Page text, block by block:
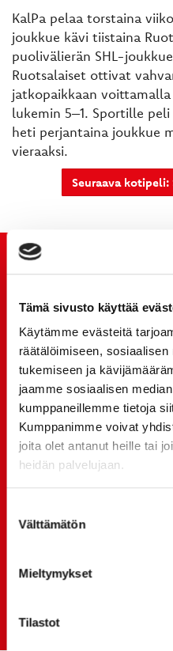
Tämä sivusto käyttää
Käytämme evästeitä
räätälöimiseen,
tukemiseen ja
jaamme sosiaalisen
kumppaneillemme tietoja
Kumppanimme voivat
joita olet antanut heille tai
heidän palvelujaan.
valinta
Välttämätön
Mieltymykset
Tilastot
KalPa pelaa torstaina
joukkue kävi tiistaina
puolivälierän SHL-
Ruotsalaiset ottivat
jatkopaikkaan
lukemin 5–1. Sportille
heti perjantaina joukkue
vieraaksi.
Seuraava kotipeli:
21.7. 12:00 -
TULE
SPORT-ÄSSÄT JA KOKO
TO 13.8. - LIPUT
Rinta-Joupin